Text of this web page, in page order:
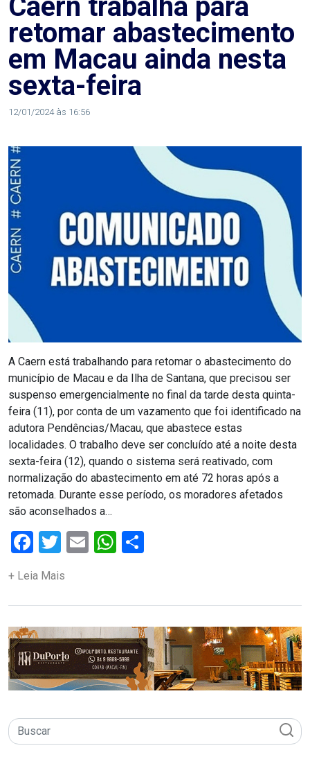
CÂMARA
DE
GUAMARÉ
CÂMARA
MACAU
NATAL
CÂMARA
CÂMARA
MUNICIPAL
DE
MACAU
CAMPEONATO
DE
BLOCOS
CAPACITAÇÃO
CARNAUBAIS
CARNAVAL
CARNAVAL
DE
CARNAVAL
Caern trabalha para
retomar abastecimento
em Macau ainda nesta
sexta-feira
12/01/2024 às 16:56
A Caern está trabalhando para retomar o abastecimento do
município de Macau e da Ilha de Santana, que precisou ser
suspenso emergencialmente no final da tarde desta quinta-
feira (11), por conta de um vazamento que foi identificado na
adutora Pendências/Macau, que abastece estas
localidades. O trabalho deve ser concluído até a noite desta
sexta-feira (12), quando o sistema será reativado, com
normalização do abastecimento em até 72 horas após a
retomada. Durante esse período, os moradores afetados
são aconselhados a…
Facebook
Twitter
EmailWhatsApp
+ Leia Mais